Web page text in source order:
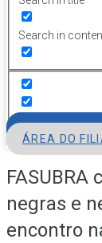
Search in
ÁREA DO
negras e
encontro